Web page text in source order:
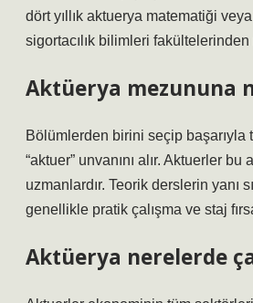
dört yıllık aktuerya matematiği
sigortacılık bilimleri
Aktüerya mezununa
Bölümlerden birini seçip başarıyla
“aktuer” unvanını alır. Aktuerler
uzmanlardır. Teorik derslerin yanı
genellikle pratik çalışma ve staj
Aktüerya nerelerde